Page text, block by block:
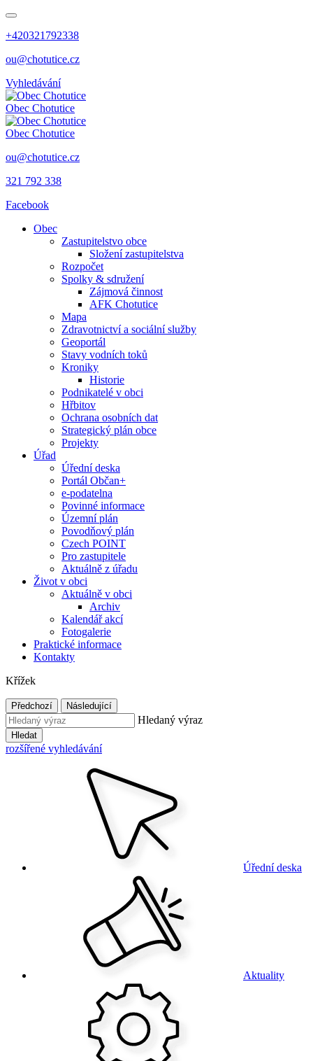
+420321792338
ou@chotutice.cz
Vyhledávání
Obec Chotutice
Obec Chotutice
ou@chotutice.cz
321 792 338
Facebook
Obec
Zastupitelstvo obce
Složení zastupitelstva
Rozpočet
Spolky & sdružení
Zájmová činnost
AFK Chotutice
Mapa
Zdravotnictví a sociální služby
Geoportál
Stavy vodních toků
Kroniky
Historie
Podnikatelé v obci
Hřbitov
Ochrana osobních dat
Strategický plán obce
Projekty
Úřad
Úřední deska
Portál Občan+
e-podatelna
Povinné informace
Územní plán
Povodňový plán
Czech POINT
Pro zastupitele
Aktuálně z úřadu
Život v obci
Aktuálně v obci
Archiv
Kalendář akcí
Fotogalerie
Praktické informace
Kontakty
Křížek
Předchozí Následující
Hledaný výraz
Hledat
rozšířené vyhledávání
Úřední deska
Aktuality